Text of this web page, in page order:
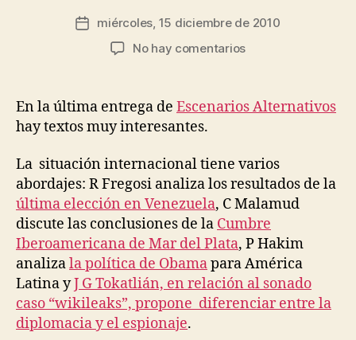
Autor
la
R
u
e
Fechamiércoles, 15 diciembre de 2010
No hay comentariosen
En la última entrega de Escenarios Alternativos
hay textos muy interesantes.
La situación internacional tiene varios
abordajes: R Fregosi analiza los resultados de la
última elección en Venezuela, C Malamud
discute las conclusiones de la Cumbre
Iberoamericana de Mar del Plata, P Hakim
analizala política de Obamapara América
Latina yJ G Tokatlián, en relación al sonado
caso “wikileaks”, propone diferenciar entre la
diplomacia y el espionaje.